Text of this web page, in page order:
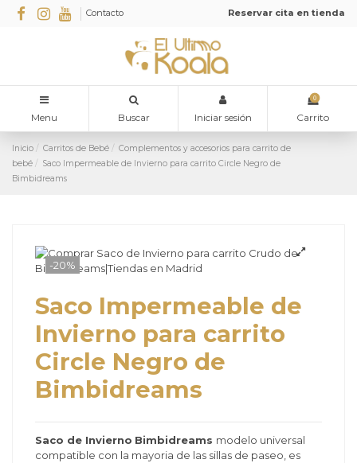
Contacto Reservar cita en tienda
Menu Buscar Iniciar sesión
0
Carrito
Inicio Carritos de Bebé
Complementos y accesorios para carrito de
bebé
Saco Impermeable de Invierno para carrito Circle Negro de
Bimbidreams
-20%
Saco Impermeable de
Invierno para carrito
Circle Negro de
Bimbidreams
Saco de Invierno Bimbidreams modelo universal
compatible con la mayoria de las sillas de paseo, es